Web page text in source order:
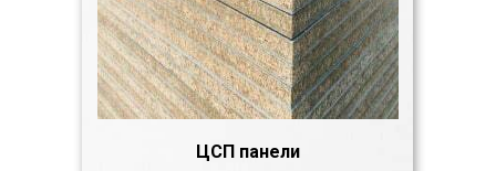
ЦСП панели